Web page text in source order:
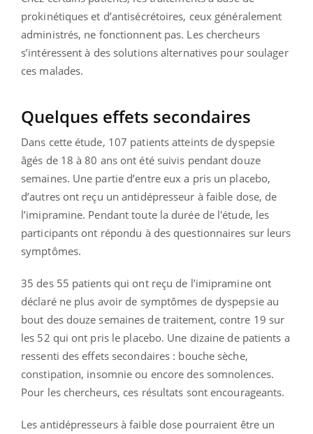
prokinétiques et d’antisécrétoires, ceux généralement
administrés, ne fonctionnent pas. Les chercheurs
s’intéressent à des solutions alternatives pour soulager
ces malades.
Quelques effets secondaires
Dans cette étude, 107 patients atteints de dyspepsie
âgés de 18 à 80 ans ont été suivis pendant douze
semaines. Une partie d’entre eux a pris un placebo,
d’autres ont reçu un antidépresseur à faible dose, de
l’imipramine. Pendant toute la durée de l'étude, les
participants ont répondu à des questionnaires sur leurs
symptômes.
35 des 55 patients qui ont reçu de l’imipramine ont
déclaré ne plus avoir de symptômes de dyspepsie au
bout des douze semaines de traitement, contre 19 sur
les 52 qui ont pris le placebo. Une dizaine de patients a
ressenti des effets secondaires : bouche sèche,
constipation, insomnie ou encore des somnolences.
Pour les chercheurs, ces résultats sont encourageants.
Les antidépresseurs à faible dose pourraient être un